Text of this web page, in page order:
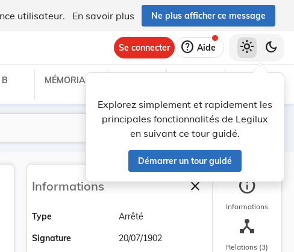
utilisateur. En savoir plus Ne plus afficher ce message
Se connecter help Aide
Explorez simplement et rapidement les
principales fonctionnalités de Legilux
en suivant ce tour guidé.
Démarrer un tour guidé
light_mode dark_mode
MÉMORIAL C
Lancer la recherche
Filtres
Informations closeFermer la barre
Type
Arrêté
Signature
20/07/1902
info
Informations
device_hub
Relations (3)